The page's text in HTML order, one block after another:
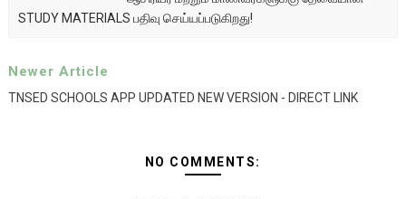
STUDY MATERIALS பதிவு செய்யப்படுகிறது!
Newer Article
TNSED SCHOOLS APP UPDATED NEW VERSION - DIRECT LINK
NO COMMENTS: